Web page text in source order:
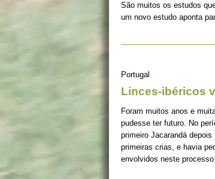
São muitos os estudos
um novo estudo aponta
Portugal
Linces-ibéricos
Foram muitos anos e
pudesse ter futuro. No
primeiro Jacarandá
primeiras crias, e havia
envolvidos neste